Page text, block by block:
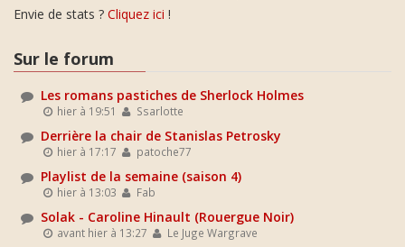
Envie de stats ? Cliquez ici !
Sur le forum
Les romans pastiches de Sherlock Holmes
hier à 19:51 Ssarlotte
Derrière la chair de Stanislas Petrosky
hier à 17:17 patoche77
Playlist de la semaine (saison 4)
hier à 13:03 Fab
Solak - Caroline Hinault (Rouergue Noir)
avant hier à 13:27 Le Juge Wargrave